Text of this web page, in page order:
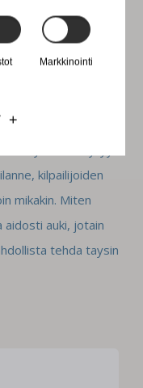
Markkinointi
tayttaa
tilannetta,
kotoisessakin
kilpailijoiden
mikakin. Miten
aidosti auki, jotain
tehda taysin